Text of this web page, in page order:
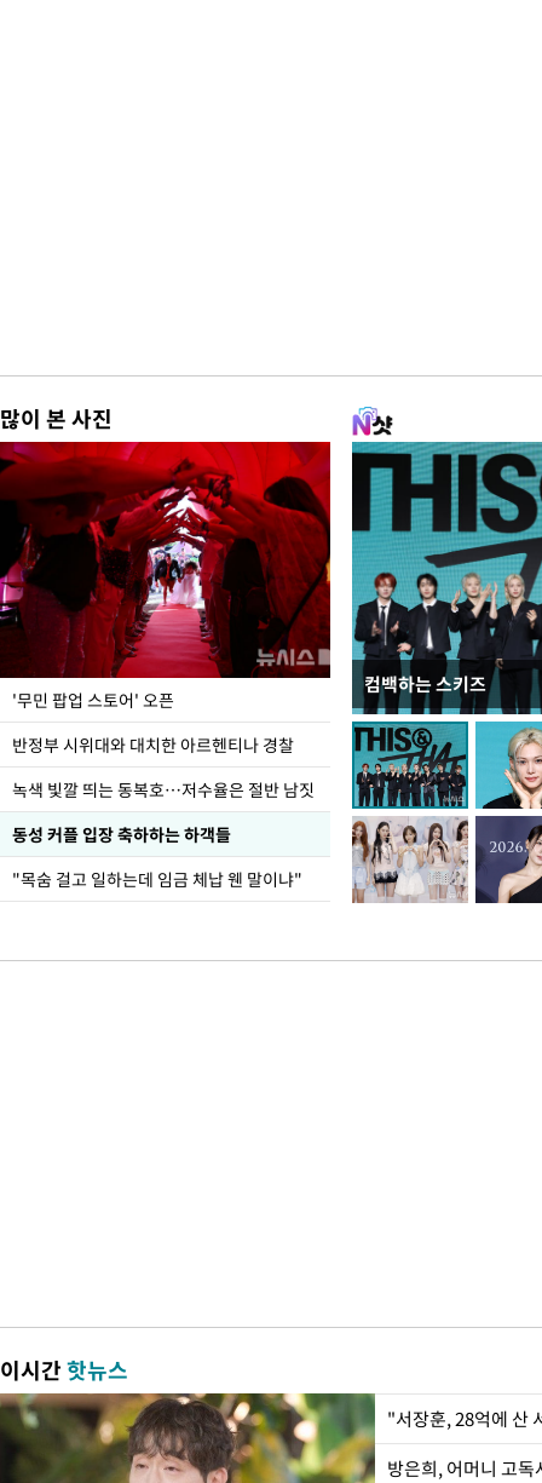
많이 본 사진
'무민 팝업 스토어' 오픈
반정부 시위대와 대치한 아르헨티나 경찰
녹색 빛깔 띄는 동복호…저수율은 절반 남짓
동성 커플 입장 축하하는 하객들
"목숨 걸고 일하는데 임금 체납 웬 말이냐"
컴백하는 스키즈
지석천 뒤덮은 개구리
이시간핫뉴스
"서장훈, 28억에 산
방은희, 어머니 고